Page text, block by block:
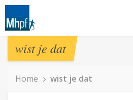
wist je dat
Home wist je dat